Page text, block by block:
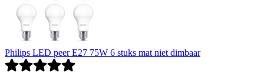
Philips LED peer E27 75W 6 stuks mat niet dimbaar